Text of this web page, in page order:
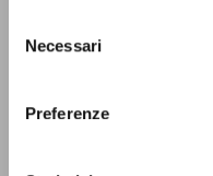
delNecessari
Preferenze
1993
Pagine: 3